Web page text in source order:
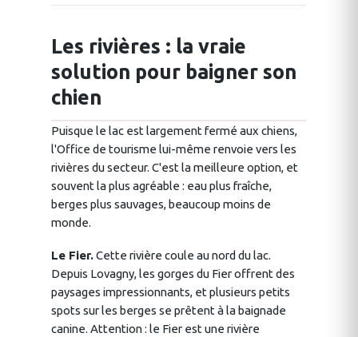
Les rivières : la vraie
solution pour baigner son
chien
Puisque le lac est largement fermé aux chiens,
l'Office de tourisme lui-même renvoie vers les
rivières du secteur. C'est la meilleure option, et
souvent la plus agréable : eau plus fraîche,
berges plus sauvages, beaucoup moins de
monde.
Le Fier.Cette rivière coule au nord du lac.
Depuis Lovagny, les gorges du Fier offrent des
paysages impressionnants, et plusieurs petits
spots sur les berges se prêtent à la baignade
canine. Attention : le Fier est une rivière